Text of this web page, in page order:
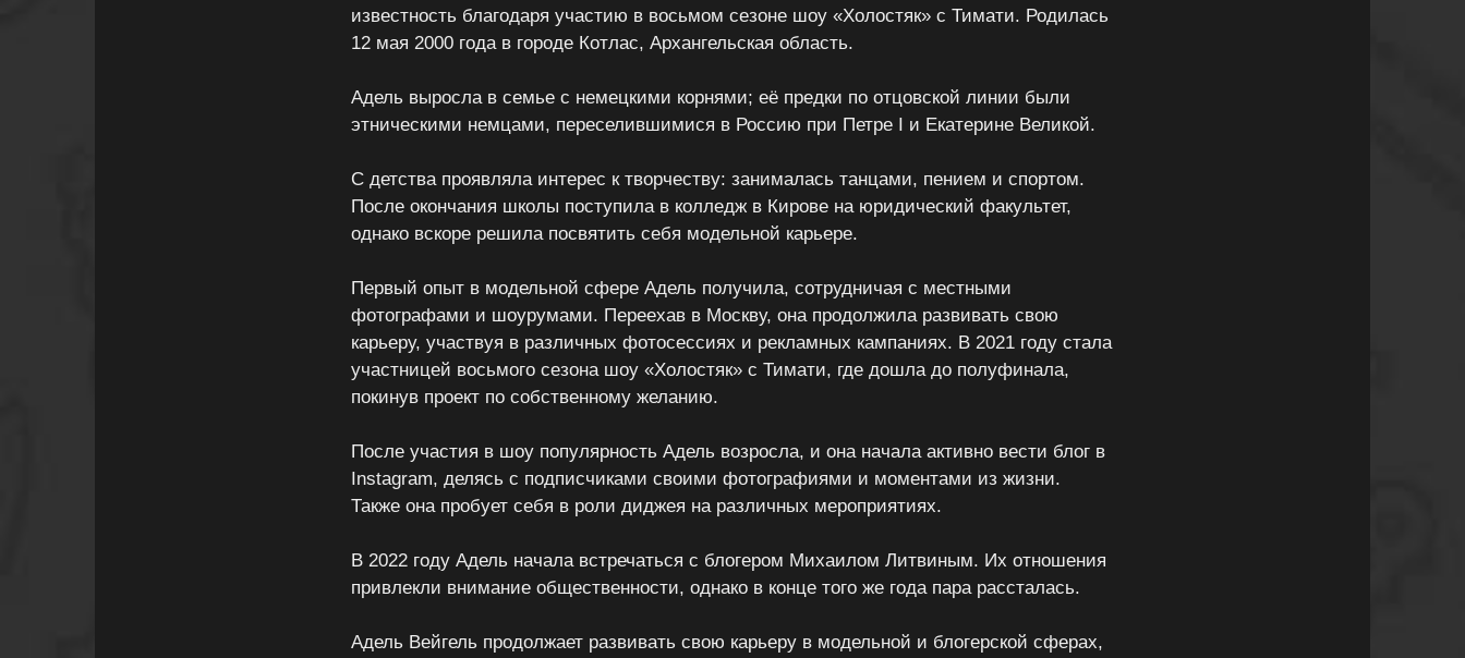
известность благодаря участию в восьмом сезоне шоу «Холостяк» с Тимати. Родилась
12 мая 2000 года в городе Котлас, Архангельская область.
Адель выросла в семье с немецкими корнями; её предки по отцовской линии были
этническими немцами, переселившимися в Россию при Петре I и Екатерине Великой.
С детства проявляла интерес к творчеству: занималась танцами, пением и спортом.
После окончания школы поступила в колледж в Кирове на юридический факультет,
однако вскоре решила посвятить себя модельной карьере.
Первый опыт в модельной сфере Адель получила, сотрудничая с местными
фотографами и шоурумами. Переехав в Москву, она продолжила развивать свою
карьеру, участвуя в различных фотосессиях и рекламных кампаниях. В 2021 году стала
участницей восьмого сезона шоу «Холостяк» с Тимати, где дошла до полуфинала,
покинув проект по собственному желанию.
После участия в шоу популярность Адель возросла, и она начала активно вести блог в
Instagram, делясь с подписчиками своими фотографиями и моментами из жизни.
Также она пробует себя в роли диджея на различных мероприятиях.
В 2022 году Адель начала встречаться с блогером Михаилом Литвиным. Их отношения
привлекли внимание общественности, однако в конце того же года пара рассталась.
Адель Вейгель продолжает развивать свою карьеру в модельной и блогерской сферах,